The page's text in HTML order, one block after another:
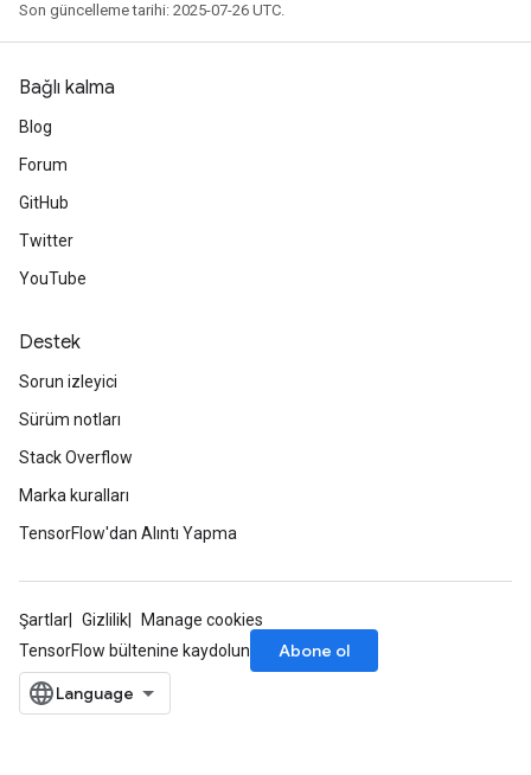
Son güncelleme tarihi: 2025-07-26 UTC.
Bağlı kalma
Blog
Forum
GitHub
Twitter
YouTube
Destek
Sorun izleyici
Sürüm notları
Stack Overflow
Marka kuralları
TensorFlow'dan Alıntı Yapma
Şartlar Gizlilik
Manage cookies
TensorFlow bültenine kaydolun
Abone ol